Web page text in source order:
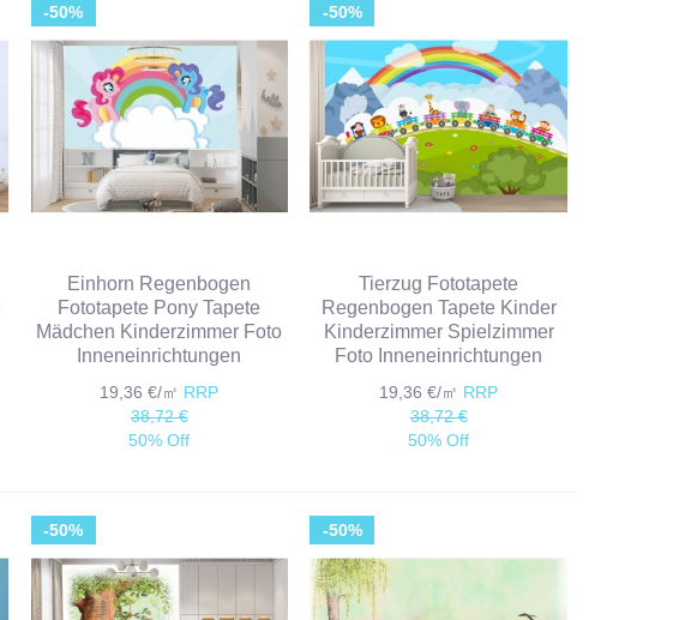
-50%
Einhorn Regenbogen
Fototapete Pony Tapete
Mädchen Kinderzimmer Foto
Inneneinrichtungen
19,36 €/㎡ RRP
38,72 €
50% Off
-50%
Tierzug Fototapete
Regenbogen Tapete Kinder
Kinderzimmer Spielzimmer
Foto Inneneinrichtungen
19,36 €/㎡ RRP
38,72 €
50% Off
-50% -50%